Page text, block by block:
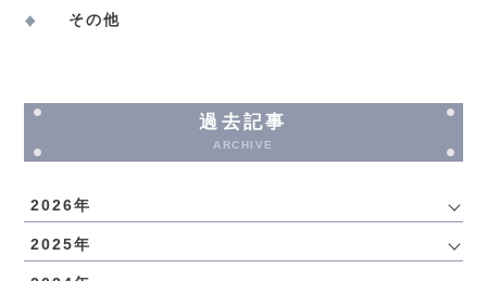
その他
過去記事
ARCHIVE
2026年
2025年